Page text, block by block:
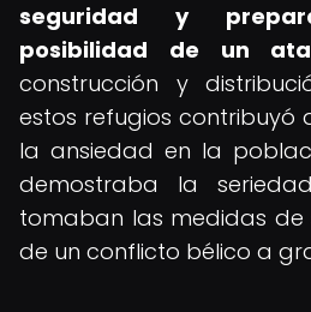
seguridad y
posibilidad de un
construcción y
estos refugios contribuyó
la ansiedad en la
demostraba la
tomaban las medidas de
de un conflicto bélico a